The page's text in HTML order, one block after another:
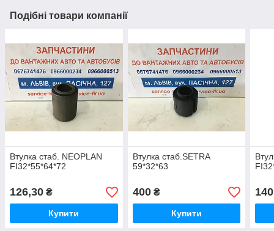
Подібні товари компанії
Втулка стаб. NEOPLAN
FI32*55*64*72
126,30 ₴
Купити
Втулка стаб.SETRA
59*32*63
400₴
Купити